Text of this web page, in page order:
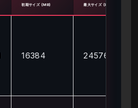
初期サイズ (MB) 最大サイズ (MB)
16384 24576